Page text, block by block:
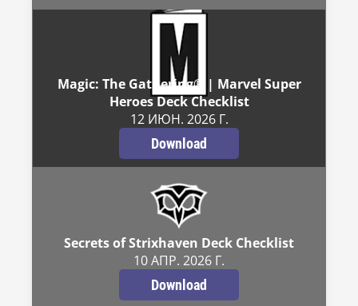
Magic: The Gathering® | Marvel Super
Heroes Deck Checklist
12 ИЮН. 2026 Г.
Download
Secrets of Strixhaven Deck Checklist
10 АПР. 2026 Г.
Download